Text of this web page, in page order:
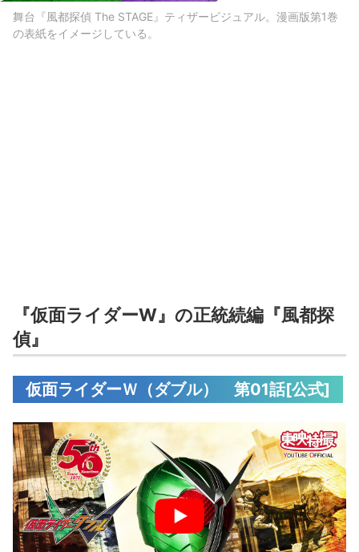
舞台『風都探偵 The STAGE』ティザービジュアル。漫画版第1巻
の表紙をイメージしている。
『仮面ライダーW』の正統続編『風都探
偵』
仮面ライダーＷ（ダブル） 第01話[公式]